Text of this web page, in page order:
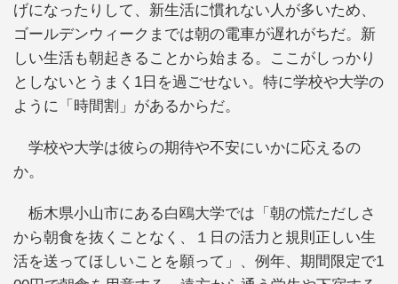
げになったりして、新生活に慣れない人が多いため、
ゴールデンウィークまでは朝の電車が遅れがちだ。新
しい生活も朝起きることから始まる。ここがしっかり
としないとうまく1日を過ごせない。特に学校や大学の
ように「時間割」があるからだ。
学校や大学は彼らの期待や不安にいかに応えるの
か。
栃木県小山市にある白鴎大学では「朝の慌ただしさ
から朝食を抜くことなく、１日の活力と規則正しい生
活を送ってほしいことを願って」、例年、期間限定で1